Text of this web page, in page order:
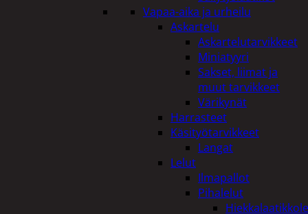
Vapaa-aika ja urheilu
Askartelu
Askartelutarvikkeet
Miniatyyri
Sakset, liimat ja
muut tarvikkeet
Värikynät
Harrasteet
Käsityötarvikkeet
Langat
Lelut
Ilmapallot
Pihalelut